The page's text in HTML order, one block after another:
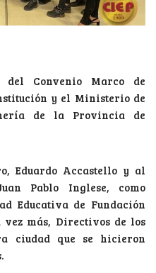
Convenio Marco de
y el Ministerio de
de la Provincia de
Eduardo Accastello y al
Pablo Inglese, como
Educativa de Fundación
vez más, Directivos de los
ciudad que se hicieron